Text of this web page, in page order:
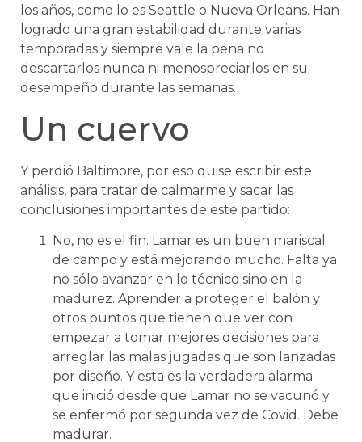
los años, como lo es Seattle o Nueva Orleans. Han
logrado una gran estabilidad durante varias
temporadas y siempre vale la pena no
descartarlos nunca ni menospreciarlos en su
desempeño durante las semanas.
Un cuervo
Y perdió Baltimore, por eso quise escribir este
análisis, para tratar de calmarme y sacar las
conclusiones importantes de este partido:
No, no es el fin. Lamar es un buen mariscal
de campo y está mejorando mucho. Falta ya
no sólo avanzar en lo técnico sino en la
madurez. Aprender a proteger el balón y
otros puntos que tienen que ver con
empezar a tomar mejores decisiones para
arreglar las malas jugadas que son lanzadas
por diseño. Y esta es la verdadera alarma
que inició desde que Lamar no se vacunó y
se enfermó por segunda vez de Covid. Debe
madurar.